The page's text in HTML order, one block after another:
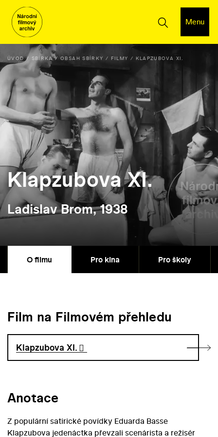
Menu
ÚVOD SBÍRKA OBSAH SBÍRKY FILMY KLAPZUBOVA XI.
Klapzubova XI.
Ladislav Brom, 1938
O filmu Pro kina Pro školy
Film na Filmovém přehledu
Klapzubova XI.
Anotace
Z populární satirické povídky Eduarda Basse
Klapzubova jedenáctka převzali scenárista a režisér